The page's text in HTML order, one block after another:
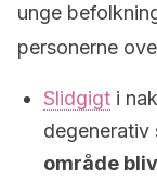
unge
personerne
Slidgigt i
degenerativ
område